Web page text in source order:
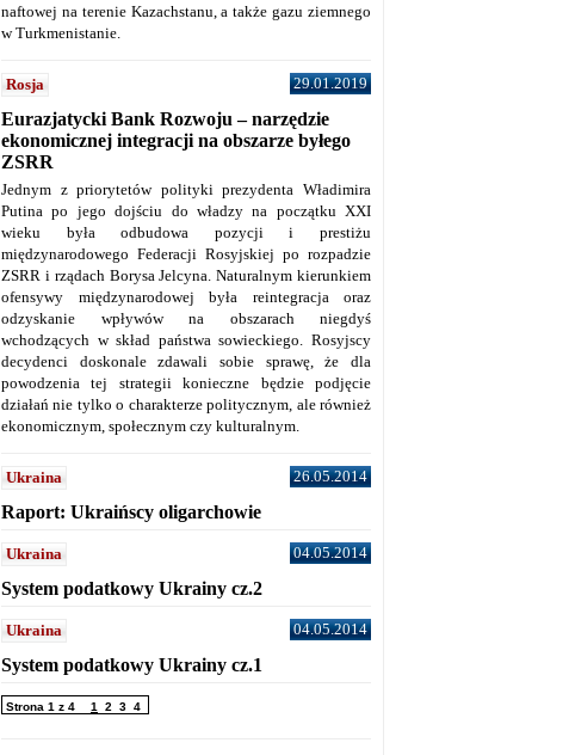
naftowej na terenie Kazachstanu, a także gazu ziemnego
w Turkmenistanie.
Rosja 29.01.2019
Eurazjatycki Bank Rozwoju – narzędzie
ekonomicznej integracji na obszarze byłego
ZSRR
Jednym z priorytetów polityki prezydenta Władimira
Putina po jego dojściu do władzy na początku XXI
wieku była odbudowa pozycji i prestiżu
międzynarodowego Federacji Rosyjskiej po rozpadzie
ZSRR i rządach Borysa Jelcyna. Naturalnym kierunkiem
ofensywy międzynarodowej była reintegracja oraz
odzyskanie wpływów na obszarach niegdyś
wchodzących w skład państwa sowieckiego. Rosyjscy
decydenci doskonale zdawali sobie sprawę, że dla
powodzenia tej strategii konieczne będzie podjęcie
działań nie tylko o charakterze politycznym, ale również
ekonomicznym, społecznym czy kulturalnym.
Ukraina 26.05.2014
Raport: Ukraińscy oligarchowie
Ukraina 04.05.2014
System podatkowy Ukrainy cz.2
Ukraina 04.05.2014
System podatkowy Ukrainy cz.1
Strona 1 z 4 1 2 3 4